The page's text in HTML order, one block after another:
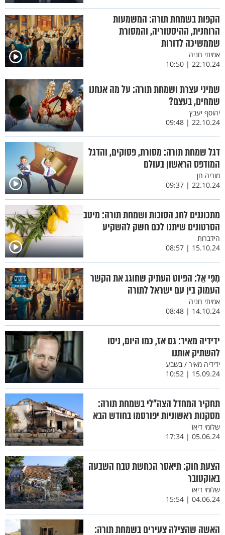
הקפות בשמחת תורה: המשמעות
הרוחנית, ההיסטוריה, והמסורת
שממשיכה לדורות
אמיתי חניה
22.10.24 | 10:50
שמיני עצרת ושמחת תורה: על מה אנחנו
שמחים, בעצם?
יהוסף יעבץ
22.10.24 | 09:48
דגל שמחת תורה: מסורת, פסוקים, והדגל
המודפס הראשון בעולם
מוריה חן
22.10.24 | 09:37
מתכוננים לחג הסוכות ושמחת תורה: מיטב
הסרטונים שיתנו לכם חשק להשקיע
הידברות
15.10.24 | 08:57
מִפִּי אֵל: הפיוט העתיק שחוגג את הקשר
העמוק בין עם ישראל לתורה
אמיתי חניה
14.10.24 | 08:48
ידידיה מאיר: גם אז, כמו היום, ניסו
להשתיק אותנו
ידידיה מאיר / בשבע
15.09.24 | 10:52
תחקיר המחדל הצה"לי בשמחת תורה:
מסקנות ראשוניות יפורסמו בחודש הבא
שלומי דיאז
05.06.24 | 17:34
הצעת חוק: תיאסר הכחשת טבח השבעה
באוקטובר
שלומי דיאז
04.06.24 | 15:54
האשה שהצילה צעירים בשמחת תורה: